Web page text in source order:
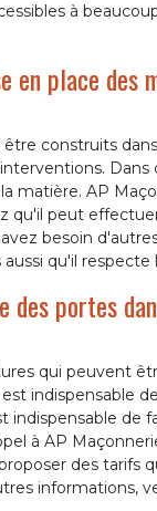
à
en place des
construits
matière. AP
qu'il peut
besoin
qu'il respecte
des portes
qui peuvent
indispensable
indispensable de
à AP
des tarifs
informations,